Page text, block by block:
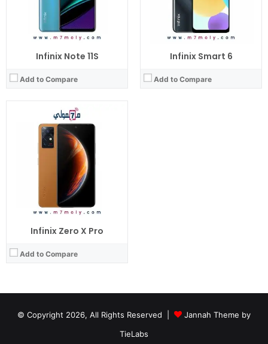
Infinix Note 11S
Add to Compare
Infinix Smart 6
Add to Compare
Infinix Zero X Pro
Add to Compare
View Details →
© Copyright 2026, All Rights Reserved |
Jannah Theme by
TieLabs